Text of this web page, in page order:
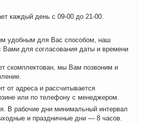
каждый день с 09-00 до 21-00.
удобным для Вас способом, наш
Вами для согласования даты и времени
скомплектован, мы Вам позвоним и
от адреса и рассчитывается
или по телефону с менеджером.
В рабочие дни минимальный интервал
и праздничные дни — 8 часов.